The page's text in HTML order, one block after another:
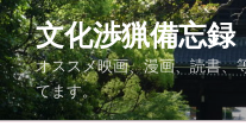
コ
ン
テ
ン
ツ
文化渉猟備忘録
オススメ映画、漫画、読書、
てます。